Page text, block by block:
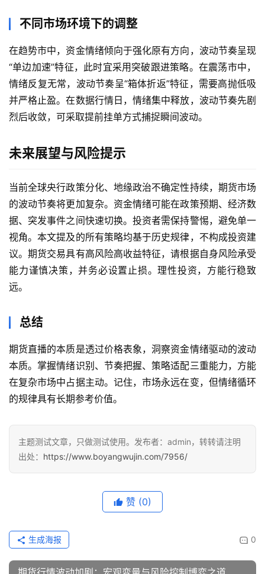
国
期
货
恒
指
期
货
入
门
期
货
行
情
期
货
不同市场环境下的调整
在趋势市中，资金情绪倾向于强化原有方向，波动节奏呈现
“单边加速”特征，此时宜采用突破跟进策略。在震荡市中，
情绪反复无常，波动节奏呈“箱体折返”特征，需要高抛低吸
并严格止盈。在数据行情日，情绪集中释放，波动节奏先剧
烈后收敛，可采取提前挂单方式捕捉瞬间波动。
未来展望与风险提示
当前全球央行政策分化、地缘政治不确定性持续，期货市场
的波动节奏将更加复杂。资金情绪可能在政策预期、经济数
据、突发事件之间快速切换。投资者需保持警惕，避免单一
视角。本文提及的所有策略均基于历史规律，不构成投资建
议。期货交易具有高风险高收益特征，请根据自身风险承受
能力谨慎决策，并务必设置止损。理性投资，方能行稳致
远。
总结
期货直播的本质是透过价格表象，洞察资金情绪驱动的波动
本质。掌握情绪识别、节奏把握、策略适配三重能力，方能
在复杂市场中占据主动。记住，市场永远在变，但情绪循环
的规律具有长期参考价值。
主题测试文章，只做测试使用。发布者：admin，转转请注明
出处： https://www.boyangwujin.com/7956/
赞 (0)
0
生成海报